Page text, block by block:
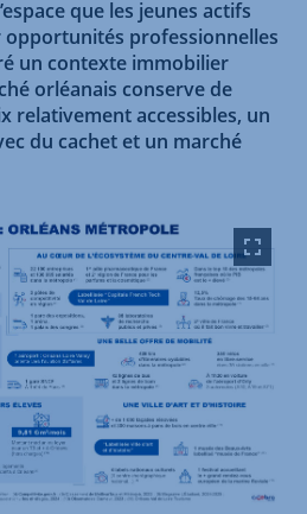
que les jeunes actifs
opportunités professionnelles
un contexte immobilier
orléanais conserve de
relativement accessibles, un
du cachet et un marché